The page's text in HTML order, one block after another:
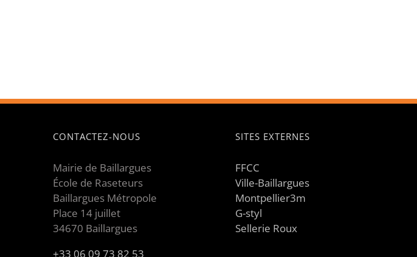
CONTACTEZ-NOUS
Mairie de Baillargues
École de Raseteurs
Baillargues Métropole
Place 14 juillet
34670 Baillargues
+33 06 09 73 82 53
SITES EXTERNES
FFCC
Ville-Baillargues
Montpellier3m
G-styl
Sellerie Roux